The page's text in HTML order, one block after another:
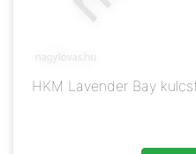
HKM Lavender Bay